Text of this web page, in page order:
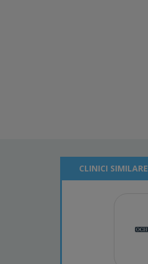
CLINICI SIMILARE